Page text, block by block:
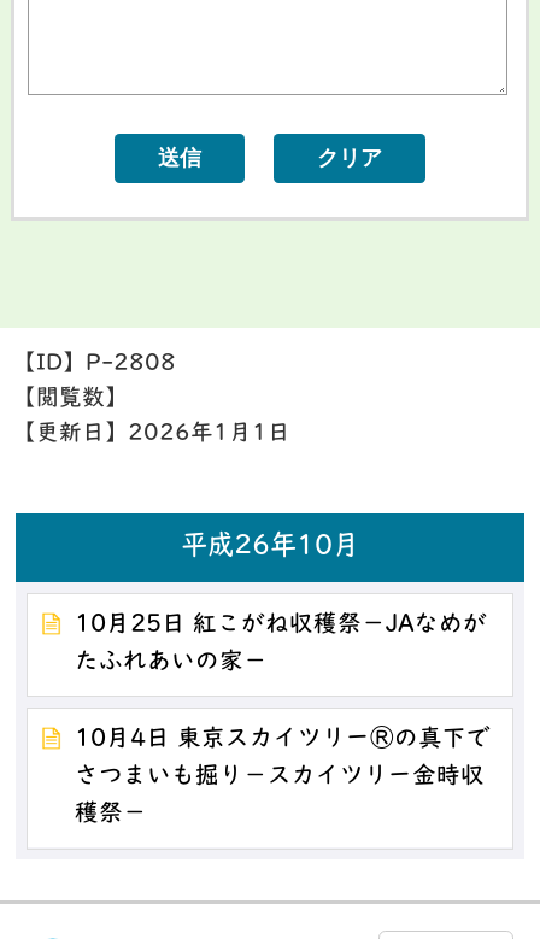
【ID】 P-2808
【閲覧数】
【更新日】 2026年1月1日
平成26年10月
10月25日 紅こがね収穫祭－JAなめが
たふれあいの家－
10月4日 東京スカイツリーⓇの真下で
さつまいも掘り－スカイツリー金時収
穫祭－